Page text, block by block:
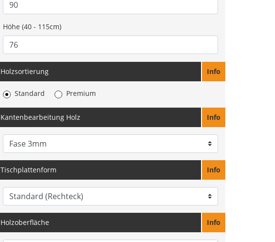
Höhe (40 - 115cm)
Holzsortierung Info
Standard Premium
Kantenbearbeitung Holz Info
Tischplattenform Info
Holzoberfläche Info